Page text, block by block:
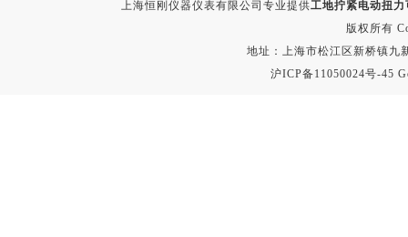
上海恒刚仪器仪表有限公司专业提供工地拧紧电动扭
版权所有
地址：上海市松江区新桥镇九
沪ICP备11050024号-45